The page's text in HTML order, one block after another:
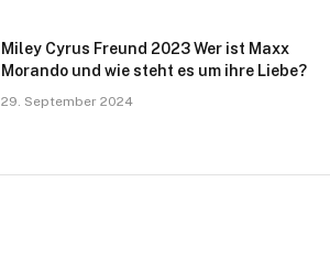
Miley Cyrus Freund 2023 Wer ist Maxx
Morando und wie steht es um ihre Liebe?
29. September 2024